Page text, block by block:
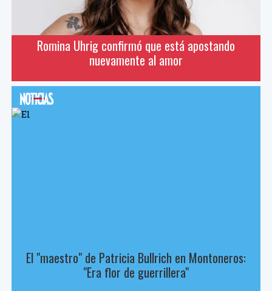
Romina Uhrig confirmó que está apostando
nuevamente al amor
El "maestro" de Patricia Bullrich en Montoneros:
"Era flor de guerrillera"